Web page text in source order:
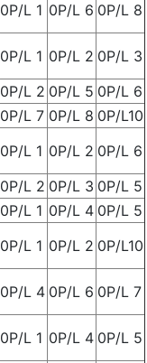
0P/L 1 0P/L 6 0P/L 8
0P/L 1 0P/L 2 0P/L 3
0P/L 2 0P/L 5 0P/L 6
0P/L 7 0P/L 8 0P/L10
0P/L 1 0P/L 2 0P/L 6
0P/L 2 0P/L 3 0P/L 5
0P/L 1 0P/L 4 0P/L 5
0P/L 1 0P/L 2 0P/L10
0P/L 4 0P/L 6 0P/L 7
0P/L 1 0P/L 4 0P/L 5